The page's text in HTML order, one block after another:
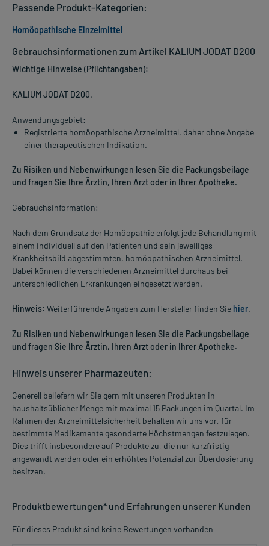
Gebrauchsinformationen zum Artikel KALIUM JODAT D200
Wichtige Hinweise (Pflichtangaben):
KALIUM JODAT D200.
Anwendungsgebiet:
Registrierte homöopathische Arzneimittel, daher ohne Angabe
einer therapeutischen Indikation.
Zu Risiken und Nebenwirkungen lesen Sie die Packungsbeilage
und fragen Sie Ihre Ärztin, Ihren Arzt oder in Ihrer Apotheke.
Gebrauchsinformation:
Nach dem Grundsatz der Homöopathie erfolgt jede Behandlung mit
einem individuell auf den Patienten und sein jeweiliges
Krankheitsbild abgestimmten, homöopathischen Arzneimittel.
Dabei können die verschiedenen Arzneimittel durchaus bei
unterschiedlichen Erkrankungen eingesetzt werden.
Hinweis: Weiterführende Angaben zum Hersteller finden Sie hier.
Zu Risiken und Nebenwirkungen lesen Sie die Packungsbeilage
und fragen Sie Ihre Ärztin, Ihren Arzt oder in Ihrer Apotheke.
Hinweis unserer Pharmazeuten:
Generell beliefern wir Sie gern mit unseren Produkten in
haushaltsüblicher Menge mit maximal 15 Packungen im Quartal. Im
Rahmen der Arzneimittelsicherheit behalten wir uns vor, für
bestimmte Medikamente gesonderte Höchstmengen festzulegen.
Dies trifft insbesondere auf Produkte zu, die nur kurzfristig
angewandt werden oder ein erhöhtes Potenzial zur Überdosierung
besitzen.
Produktbewertungen* und Erfahrungen unserer Kunden
Für dieses Produkt sind keine Bewertungen vorhanden
Passende Produkt-Kategorien:
Homöopathische Einzelmittel